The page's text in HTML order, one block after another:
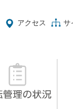
アクセス サ